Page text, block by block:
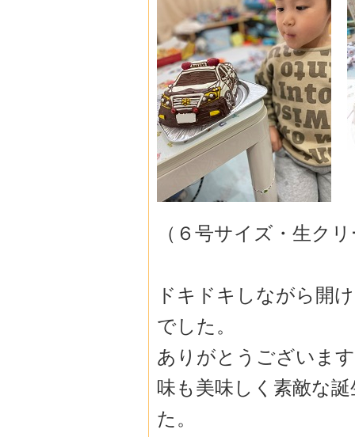
（６号サイズ・生ク
ドキドキしながら開
でした。
ありがとうございま
味も美味しく素敵な
た。